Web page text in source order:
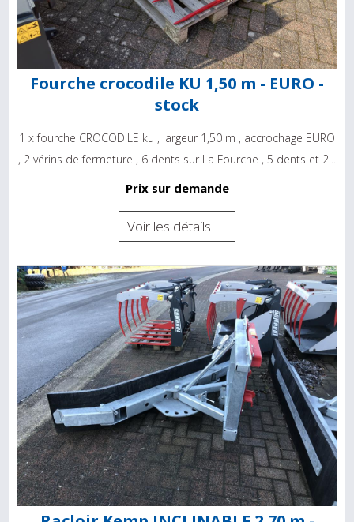
Fourche crocodile KU 1,50 m - EURO -
stock
1 x fourche CROCODILE ku , largeur 1,50 m , accrochage EURO
, 2 vérins de fermeture , 6 dents sur La Fourche , 5 dents et 2...
Prix sur demande
Voir les détails